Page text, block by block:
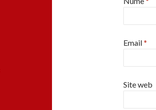
Email*
Site web